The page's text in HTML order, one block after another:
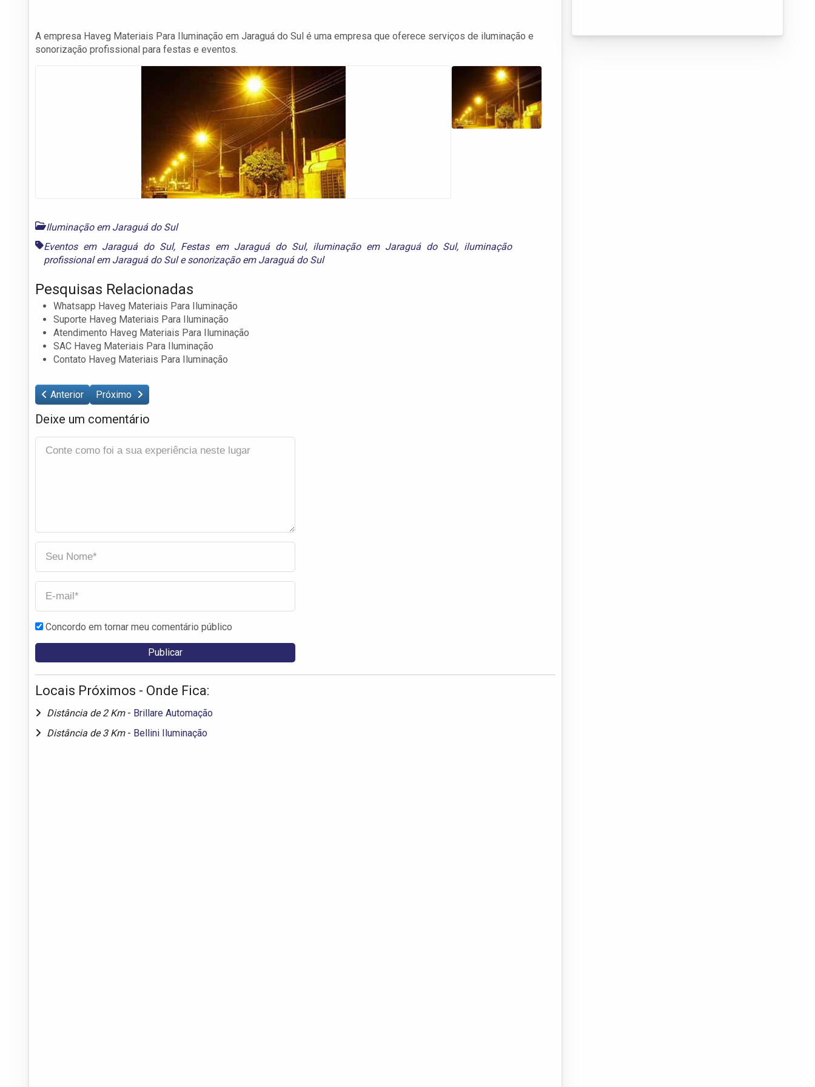
A empresa Haveg Materiais Para Iluminação em Jaraguá do Sul é uma empresa que oferece serviços de iluminação e
sonorização profissional para festas e eventos.
Iluminação em Jaraguá do Sul
Eventos em Jaraguá do Sul, Festas em Jaraguá do Sul, iluminação em Jaraguá do Sul, iluminação
profissional em Jaraguá do Sulesonorização em Jaraguá do Sul
Pesquisas Relacionadas
Whatsapp Haveg Materiais Para Iluminação
Suporte Haveg Materiais Para Iluminação
Atendimento Haveg Materiais Para Iluminação
SAC Haveg Materiais Para Iluminação
Contato Haveg Materiais Para Iluminação
Anterior Próximo
Deixe um comentário
Concordo em tornar meu comentário público
Locais Próximos - Onde Fica:
Distância de 2 Km - Brillare Automação
Distância de 3 Km - Bellini Iluminação